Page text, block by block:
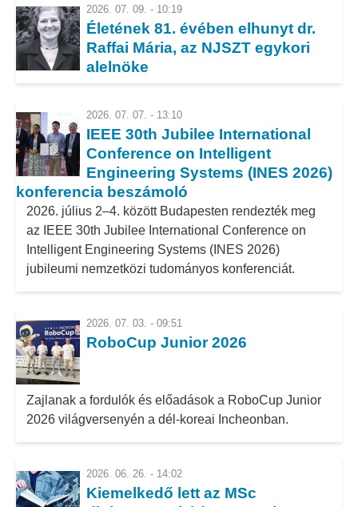
2026. 07. 09. - 10:19
Életének 81. évében elhunyt dr.
Raffai Mária, az NJSZT egykori
alelnöke
2026. 07. 07. - 13:10
IEEE 30th Jubilee International
Conference on Intelligent
Engineering Systems (INES 2026)
konferencia beszámoló
2026. július 2–4. között Budapesten rendezték meg
az IEEE 30th Jubilee International Conference on
Intelligent Engineering Systems (INES 2026)
jubileumi nemzetközi tudományos konferenciát.
2026. 07. 03. - 09:51
RoboCup Junior 2026
Zajlanak a fordulók és előadások a RoboCup Junior
2026 világversenyén a dél-koreai Incheonban.
2026. 06. 26. - 14:02
Kiemelkedő lett az MSc